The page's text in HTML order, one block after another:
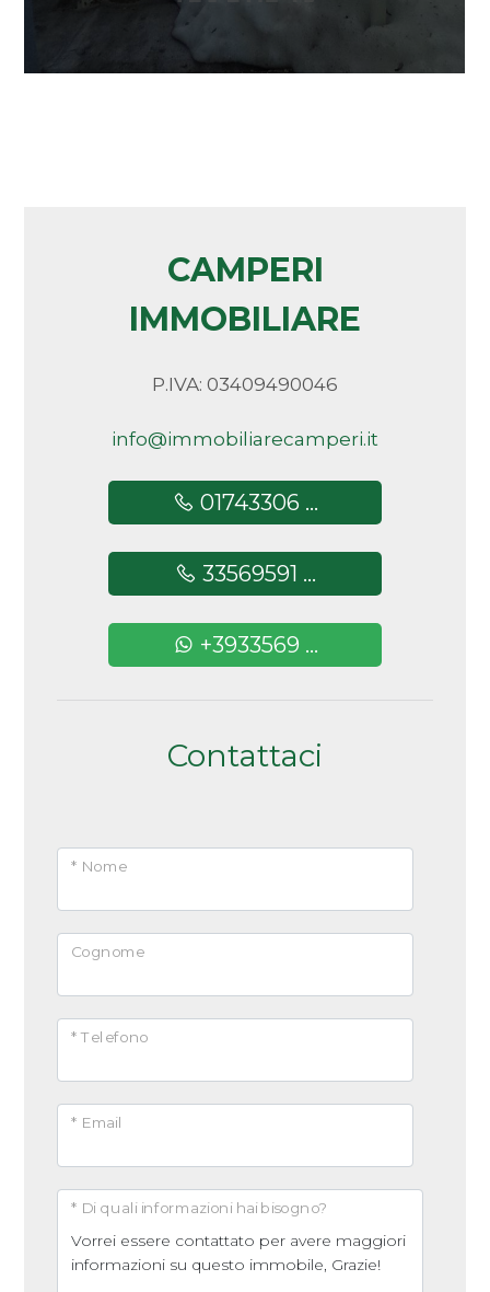
CAMPERI
IMMOBILIARE
P.IVA: 03409490046
info@immobiliarecamperi.it
01743306 ...
33569591 ...
+3933569 ...
Contattaci
* Nome
Cognome
* Telefono
* Email
* Di quali informazioni hai bisogno?